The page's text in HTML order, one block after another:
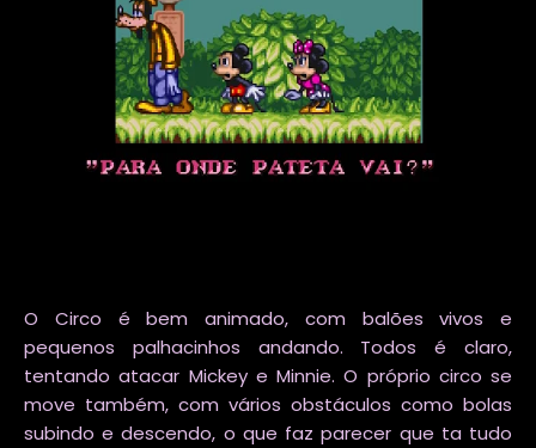
O Circo é bem animado, com balões vivos e
pequenos palhacinhos andando. Todos é claro,
tentando atacar Mickey e Minnie. O próprio circo se
move também, com vários obstáculos como bolas
subindo e descendo, o que faz parecer que ta tudo